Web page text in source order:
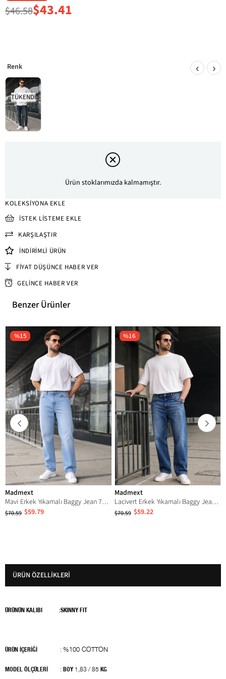
$46.58$43.41
TÜKENDI
‹ ›
Ürün stoklarımızda kalmamıştır.
KOLEKSIYONA EKLE
İSTEK LISTEME EKLE
KARŞILAŞTIR
İNDIRIMLI ÜRÜN
FIYAT DÜŞÜNCE HABER VER
GELINCE HABER VER
Benzer Ürünler
Madmext
Mavi Erkek Yıkamalı Baggy Jean 7216
$59.79
$70.59
%15
Madmext
Lacivert Erkek Yıkamalı Baggy Jean 7216
$59.22
$70.59
%16
ÜRÜN ÖZELLIKLERI
ÜRÜNÜN KALIBI :SKINNY FIT
ÜRÜN İÇERİĞİ : %100 COTTON
MODEL ÖLÇÜLERİ :BOY 1,83 / 85 KG